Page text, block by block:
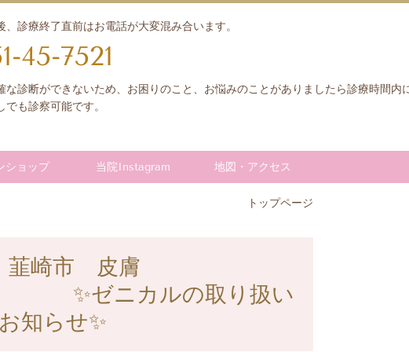
診療終了直前はお電話が大変混み合います。
45-7521
な診断ができないため、お困りのこと、お悩みのことがありましたら診療時間内
でも診察可能です。
ショップ 当院Instagram 地図・アクセス
トップページ
崎市 皮膚
​✨ゼニカルの取り扱い
知らせ✨